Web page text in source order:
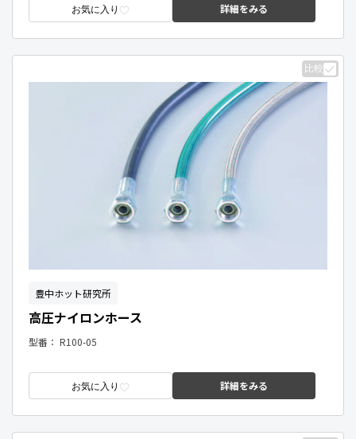
お気に入り 詳細をみる
比較
豊中ホット研究所
高圧ナイロンホース
型番： R100-05
お気に入り 詳細をみる